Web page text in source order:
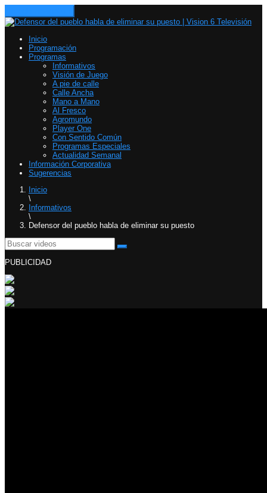
Inicio
Programación
Programas
Informativos
Visión de Juego
A pie de calle
Calle Ancha
Mano a Mano
Al Fresco
Agromundo
Player One
Con Sentido Común
Programas Especiales
Actualidad Semanal
Información Corporativa
Sugerencias
Inicio
\
Informativos
\
Defensor del pueblo habla de eliminar su puesto
PUBLICIDAD